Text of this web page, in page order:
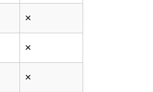
×
×
×